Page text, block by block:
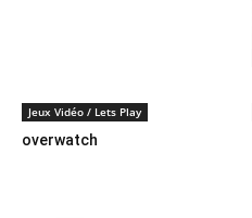
Jeux Vidéo / Lets Play
overwatch